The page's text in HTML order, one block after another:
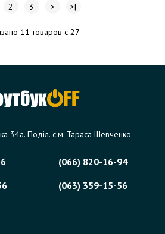
2 3 > >|
11 товаров с 27
34а. Поділ. с.м. Тараса Шевченко
(066) 820-16-94
(063) 359-15-56